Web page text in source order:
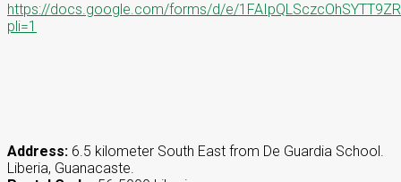
https://docs.google.com/forms/d/e/
pli=1
Address: 6.5 kilometer South East from De Guardia School.
Liberia, Guanacaste.